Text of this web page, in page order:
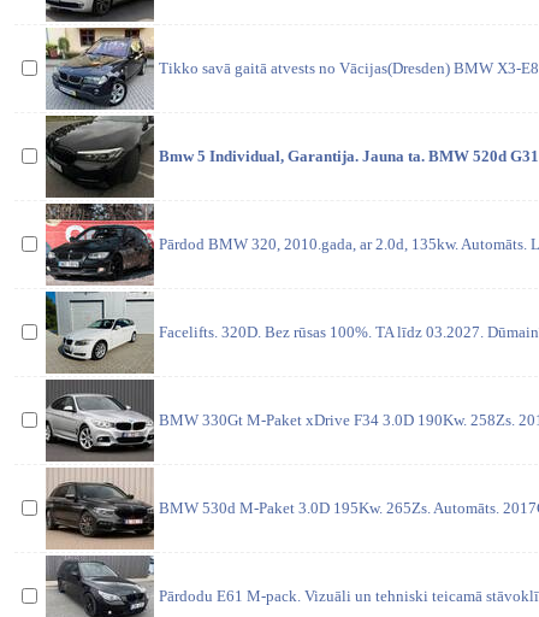
Tikko savā gaitā atvests no Vācijas(Dresden) BMW X3-
Bmw 5 Individual, Garantija. Jauna ta. BMW 520d
Pārdod BMW 320, 2010.gada, ar 2.0d, 135kw. Automāts.
Facelifts. 320D. Bez rūsas 100%. TA līdz 03.2027.
BMW 330Gt M-Paket xDrive F34 3.0D 190Kw. 258Zs.
BMW 530d M-Paket 3.0D 195Kw. 265Zs. Automāts.
Pārdodu E61 M-pack. Vizuāli un tehniski teicamā